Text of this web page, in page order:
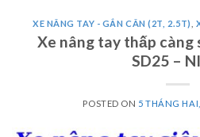
XE NÂNG TAY - GẮN CÂN (2T, 2.5T) ,
Xe nâng tay thấp càng
SD25 –
POSTED ON 5 THÁNG